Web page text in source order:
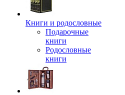
Книги и родословные
Подарочные
книги
Родословные
книги